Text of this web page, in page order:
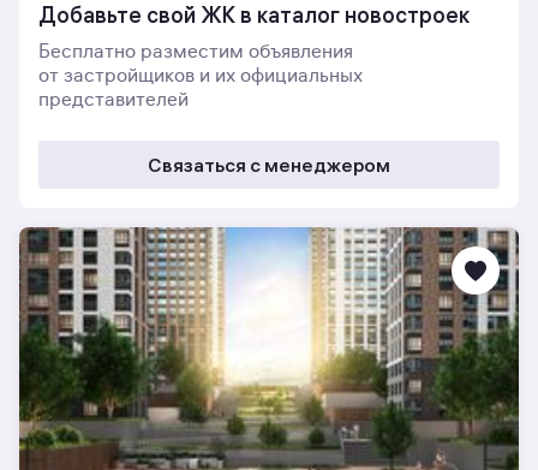
Добавьте свой ЖК в каталог новостроек
Бесплатно разместим объявления
от застройщиков и их официальных
представителей
Связаться с менеджером